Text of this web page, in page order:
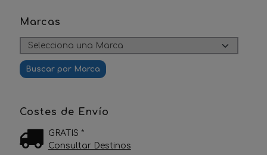
Marcas
Costes de Envío
GRATIS *
Consultar Destinos